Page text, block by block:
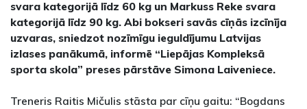
svara kategorijā līdz 60 kg un Markuss Reke svara
kategorijā līdz 90 kg. Abi bokseri savās cīņās izcīnīja
uzvaras, sniedzot nozīmīgu ieguldījumu Latvijas
izlases panākumā, informē “Liepājas Kompleksā
sporta skola” preses pārstāve Simona Laiveniece.
Treneris Raitis Mičulis stāsta par cīņu gaitu: “Bogdans